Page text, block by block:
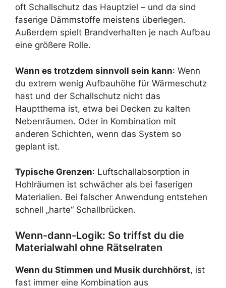
oft Schallschutz das Hauptziel – und da sind
faserige Dämmstoffe meistens überlegen.
Außerdem spielt Brandverhalten je nach Aufbau
eine größere Rolle.
Wann es trotzdem sinnvoll sein kann: Wenn
du extrem wenig Aufbauhöhe für Wärmeschutz
hast und der Schallschutz nicht das
Hauptthema ist, etwa bei Decken zu kalten
Nebenräumen. Oder in Kombination mit
anderen Schichten, wenn das System so
geplant ist.
Typische Grenzen: Luftschallabsorption in
Hohlräumen ist schwächer als bei faserigen
Materialien. Bei falscher Anwendung entstehen
schnell „harte“ Schallbrücken.
Wenn-dann-Logik: So triffst du die
Materialwahl ohne Rätselraten
Wenn du Stimmen und Musik durchhörst, ist
fast immer eine Kombination aus